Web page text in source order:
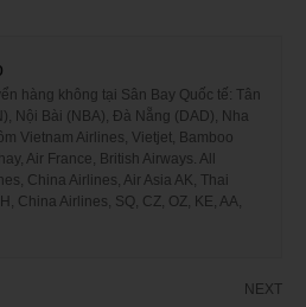
hàng không tại Sân Bay Quốc tế: Tân
Nội Bài (NBA), Đà Nẵng (DAD), Nha
Vietnam Airlines, Vietjet, Bamboo
Air France, British Airways. All
China Airlines, Air Asia AK, Thai
China Airlines, SQ, CZ, OZ, KE, AA,
NEXT